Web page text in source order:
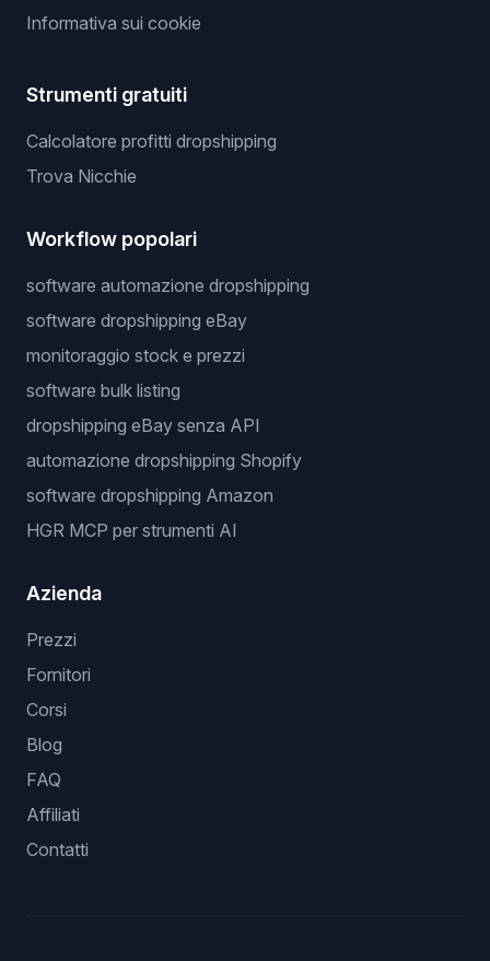
Informativa sui cookie
Strumenti gratuiti
Calcolatore profitti dropshipping
Trova Nicchie
Workflow popolari
software automazione dropshipping
software dropshipping eBay
monitoraggio stock e prezzi
software bulk listing
dropshipping eBay senza API
automazione dropshipping Shopify
software dropshipping Amazon
HGR MCP per strumenti AI
Azienda
Prezzi
Fornitori
Corsi
Blog
FAQ
Affiliati
Contatti